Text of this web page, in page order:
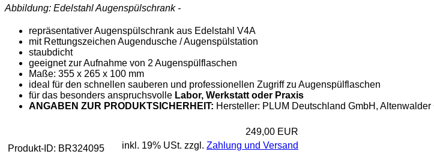
Abbildung: Edelstahl Augenspülschrank -
repräsentativer Augenspülschrank aus Edelstahl V4A
mit Rettungszeichen Augendusche / Augenspülstation
staubdicht
geeignet zur Aufnahme von 2 Augenspülflaschen
Maße: 355 x 265 x 100 mm
ideal für den schnellen sauberen und professionellen Zugriff zu Augenspülflaschen
für das besonders anspruchsvolle Labor, Werkstatt oder Praxis
ANGABEN ZUR PRODUKTSICHERHEIT: Hersteller: PLUM Deutschland GmbH,
249,00 EUR
Produkt-ID: BR324095
inkl. 19% USt. zzgl. Zahlung und Versand